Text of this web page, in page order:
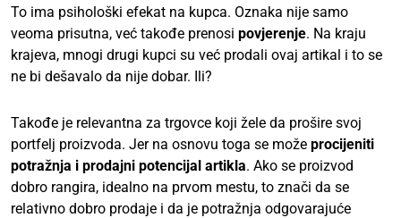
To ima psihološki efekat na kupca. Oznaka nije samo
veoma prisutna, već takođe prenosi povjerenje. Na kraju
krajeva, mnogi drugi kupci su već prodali ovaj artikal i to se
ne bi dešavalo da nije dobar. Ili?
Takođe je relevantna za trgovce koji žele da prošire svoj
portfelj proizvoda. Jer na osnovu toga se može procijeniti
potražnja i prodajni potencijal artikla. Ako se proizvod
dobro rangira, idealno na prvom mestu, to znači da se
relativno dobro prodaje i da je potražnja odgovarajuće